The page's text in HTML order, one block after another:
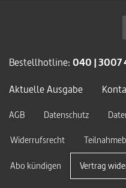
Bestellhotline: 040 | 3007
Aktuelle Ausgabe
AGB Datenschutz
Widerrufsrecht
Abo kündigen Vertrag